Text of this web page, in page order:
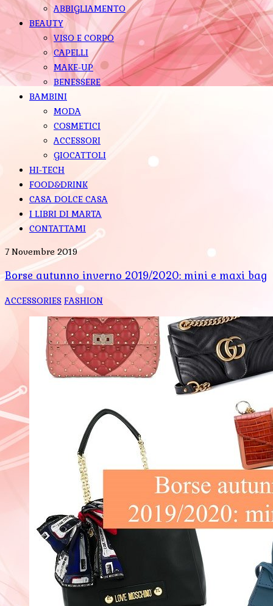
ABBIGLIAMENTO
BEAUTY
VISO E CORPO
CAPELLI
MAKE-UP
BENESSERE
BAMBINI
MODA
COSMETICI
ACCESSORI
GIOCATTOLI
HI-TECH
FOOD&DRINK
CASA DOLCE CASA
I LIBRI DI MARTA
CONTATTAMI
7 Novembre 2019
Borse autunno inverno 2019/2020: mini e maxi bag
ACCESSORIES FASHION